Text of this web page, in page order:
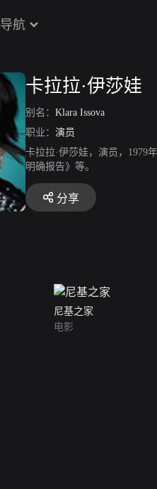
导航
卡拉拉·伊莎娃
别名： Klara Issova
职业： 演员
卡拉拉·伊莎娃，演员，1979
明确报告》等。
分享
尼基之家
电影